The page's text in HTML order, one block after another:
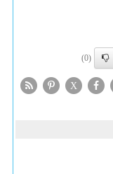
(0)
X